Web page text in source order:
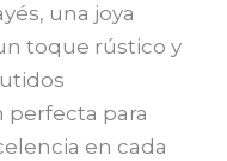
una joya
toque rústico y
perfecta para
en cada